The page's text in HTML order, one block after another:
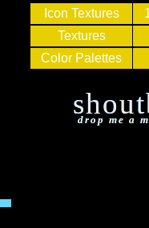
Icon Textures
Textures
Color Palettes
drop me a